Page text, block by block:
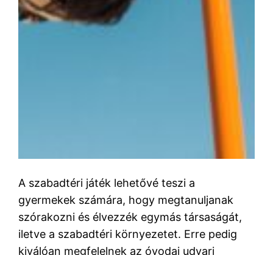
A szabadtéri játék lehetővé teszi a
gyermekek számára, hogy megtanuljanak
szórakozni és élvezzék egymás társaságát,
iletve a szabadtéri környezetet. Erre pedig
kiválóan megfelelnek az óvodai udvari